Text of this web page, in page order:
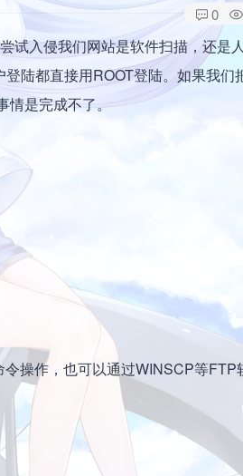
0
试入侵我们网站是软件扫描，还是
陆都直接用ROOT登陆。如果我们
情是完成不了。
操作，也可以通过WINSCP等FTP